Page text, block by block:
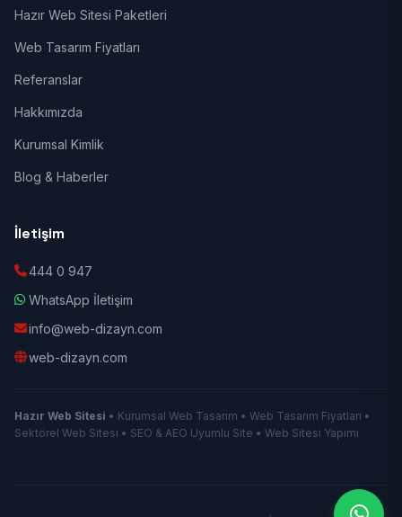
Hazır Web Sitesi Paketleri
Web Tasarım Fiyatları
Referanslar
Hakkımızda
Kurumsal Kimlik
Blog & Haberler
İletişim
444 0 947
WhatsApp İletişim
info@web-dizayn.com
web-dizayn.com
Hazır Web Sitesi • Kurumsal Web Tasarım • Web Tasarım Fiyatları •
Sektörel Web Sitesi • SEO & AEO Uyumlu Site • Web Sitesi Yapımı